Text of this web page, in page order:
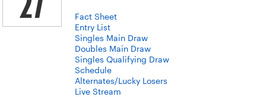
Fact Sheet
Entry List
Singles Main Draw
Doubles Main Draw
Singles Qualifying Draw
Schedule
Alternates/Lucky Losers
Live Stream